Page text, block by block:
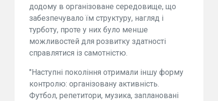
додому в організоване середовище, що
забезпечувало їм структуру, нагляд і
турботу, проте у них було менше
можливостей для розвитку здатності
справлятися із самотністю.
"Наступні покоління отримали іншу форму
контролю: організовану активність.
Футбол, репетитори, музика, заплановані